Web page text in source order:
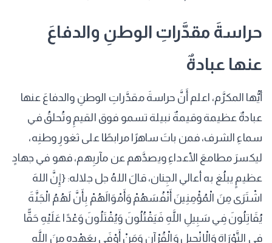
حراسةَ مقدَّراتِ الوطنِ والدفاعَ
عنها عبادةٌ
أيُّها المكرَّم، اعلم أَنَّ حراسةَ مقدَّراتِ الوطنِ والدفاعَ عنها
عبادةٌ عظيمة وقيمةٌ نبيلة تسمو فوق القيمِ وتُحلقُ في
سماءِ الشرف، فمن باتَ ساهرًا مرابطًا على ثغورِ وطنِه،
ليكسرَ مطامعَ الأعداءِ ويصدَّهم عن مآربِهم، فهو في جهادٍ
عظيمٍ يبلُغ به أعالي الجِنان، قالَ اللهُ جل جلاله: {إِنَّ اللهَ
اشْتَرَى مِنَ الْمُؤْمِنِينَ أَنْفُسَهُمْ وَأَمْوَالَهُمْ بِأَنَّ لَهُمُ الْجَنَّةَ
يُقَاتِلُونَ فِي سَبِيلِ اللَّهِ فَيَقْتُلُونَ وَيُقْتَلُونَ وَعْدًا عَلَيْهِ حَقًّا
فِي التَّوْرَاةِ وَالْإِنْجِيلِ وَالْقُرْآنِ وَمَنْ أَوْفَى بِعَهْدِهِ مِنَ اللَّهِ